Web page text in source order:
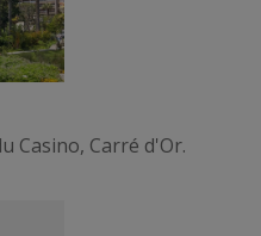
Casino, Carré d'Or.